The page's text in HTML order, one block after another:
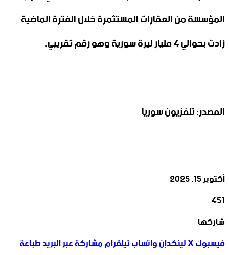
المؤسسة من العقارات المستثمرة خلال الفترة الماضية
زادت بحوالي 4 مليار ليرة سورية وهو رقم تقريبي.
المصدر: تلفزيون سوريا
أكتوبر 15, 2025
451
فيسبوك
‫X
لينكدإن
واتساب
تيلقرام
شاركها
فيسبوك‫Xلينكدإنواتسابتيلقراممشاركة عبر البريدطباعة